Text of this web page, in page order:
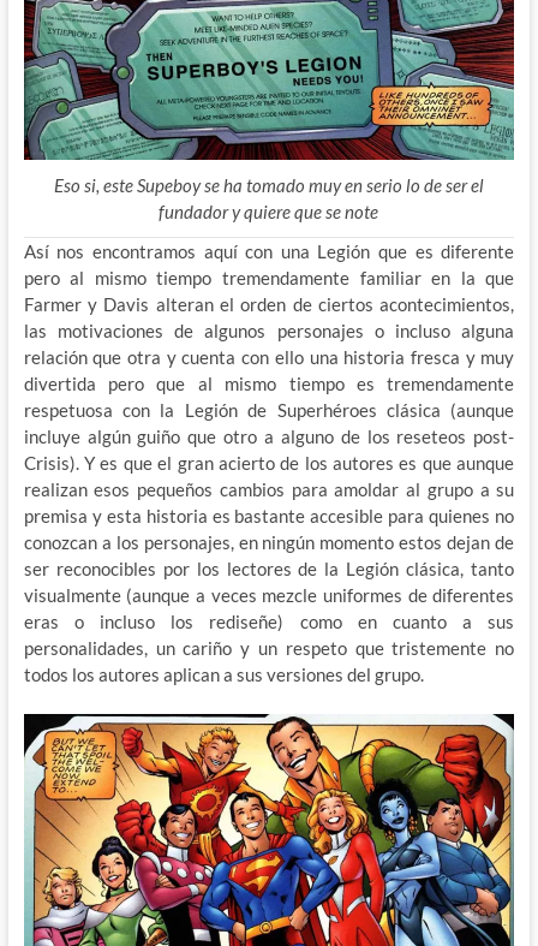
Eso si, este Supeboy se ha tomado muy en serio lo de ser el
fundador y quiere que se note
Así nos encontramos aquí con una Legión que es diferente
pero al mismo tiempo tremendamente familiar en la que
Farmer y Davis alteran el orden de ciertos acontecimientos,
las motivaciones de algunos personajes o incluso alguna
relación que otra y cuenta con ello una historia fresca y muy
divertida pero que al mismo tiempo es tremendamente
respetuosa con la Legión de Superhéroes clásica (aunque
incluye algún guiño que otro a alguno de los reseteos post-
Crisis). Y es que el gran acierto de los autores es que aunque
realizan esos pequeños cambios para amoldar al grupo a su
premisa y esta historia es bastante accesible para quienes no
conozcan a los personajes, en ningún momento estos dejan de
ser reconocibles por los lectores de la Legión clásica, tanto
visualmente (aunque a veces mezcle uniformes de diferentes
eras o incluso los rediseñe) como en cuanto a sus
personalidades, un cariño y un respeto que tristemente no
todos los autores aplican a sus versiones del grupo.